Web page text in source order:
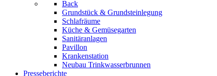
Back
Grundstück & Grundsteinlegung
Schlafräume
Küche & Gemüsegarten
Sanitäranlagen
Pavillon
Krankenstation
Neubau Trinkwasserbrunnen
Presseberichte